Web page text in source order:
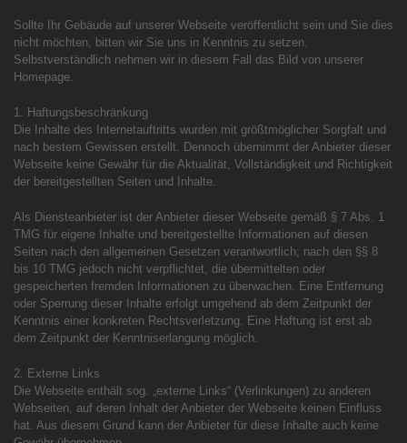
Sollte Ihr Gebäude auf unserer Webseite veröffentlicht sein und Sie dies
nicht möchten, bitten wir Sie uns in Kenntnis zu setzen.
Selbstverständlich nehmen wir in diesem Fall das Bild von unserer
Homepage.
1. Haftungsbeschränkung
Die Inhalte des Internetauftritts wurden mit größtmöglicher Sorgfalt und
nach bestem Gewissen erstellt. Dennoch übernimmt der Anbieter dieser
Webseite keine Gewähr für die Aktualität, Vollständigkeit und Richtigkeit
der bereitgestellten Seiten und Inhalte.
Als Diensteanbieter ist der Anbieter dieser Webseite gemäß § 7 Abs. 1
TMG für eigene Inhalte und bereitgestellte Informationen auf diesen
Seiten nach den allgemeinen Gesetzen verantwortlich; nach den §§ 8
bis 10 TMG jedoch nicht verpflichtet, die übermittelten oder
gespeicherten fremden Informationen zu überwachen. Eine Entfernung
oder Sperrung dieser Inhalte erfolgt umgehend ab dem Zeitpunkt der
Kenntnis einer konkreten Rechtsverletzung. Eine Haftung ist erst ab
dem Zeitpunkt der Kenntniserlangung möglich.
2. Externe Links
Die Webseite enthält sog. „externe Links“ (Verlinkungen) zu anderen
Webseiten, auf deren Inhalt der Anbieter der Webseite keinen Einfluss
hat. Aus diesem Grund kann der Anbieter für diese Inhalte auch keine